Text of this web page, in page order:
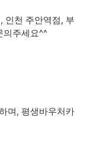
인천 주안역점, 부
의주세요^^
며, 평생바우처카